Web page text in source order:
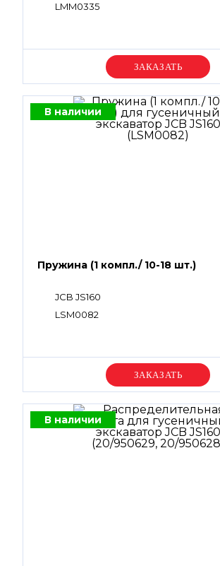
LMM0335
Уточняйте цену
В наличии
Пружина (1 компл./ 10-18 шт.)
JCB JS160
LSM0082
Уточняйте цену
В наличии